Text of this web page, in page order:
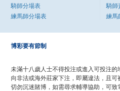
騎師分場表
練馬師分場表
騎師
練馬
博彩要有節制
未滿十八歲人士不得投注或進入可投注的
向非法或海外莊家下注，即屬違法，且可
切勿沉迷賭博，如需尋求輔導協助，可致